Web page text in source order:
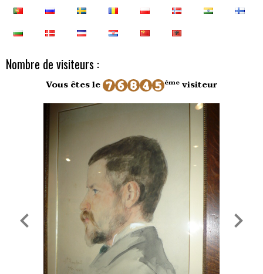
Nombre de visiteurs :
Vous êtes le èmevisiteur